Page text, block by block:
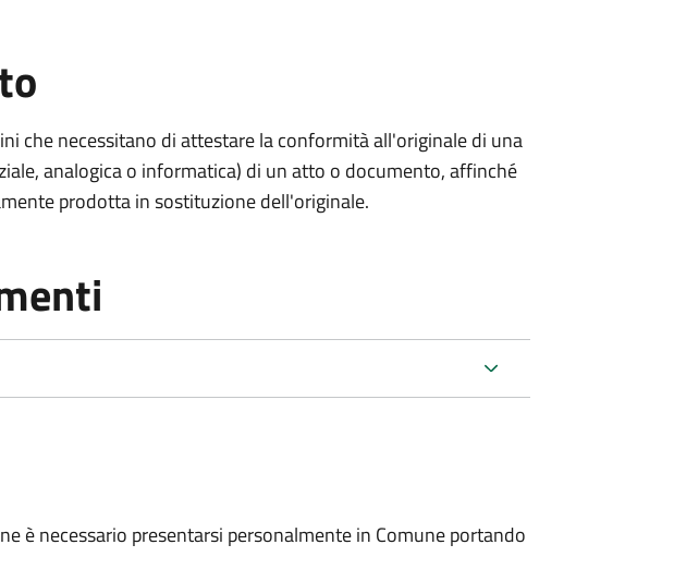
che necessitano di attestare la conformità all'originale di una
analogica o informatica) di un atto o documento, affinché
prodotta in sostituzione dell'originale.
è necessario presentarsi personalmente in Comune portando